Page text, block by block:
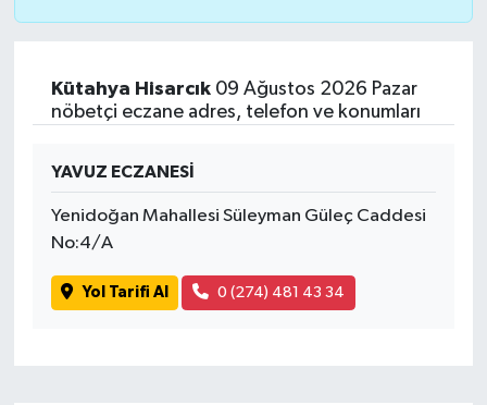
Kütahya Hisarcık09 Ağustos 2026 Pazar
nöbetçi eczane adres, telefon ve konumları
YAVUZ ECZANESİ
Yenidoğan Mahallesi Süleyman Güleç Caddesi
No:4/A
Yol Tarifi Al 0 (274) 481 43 34